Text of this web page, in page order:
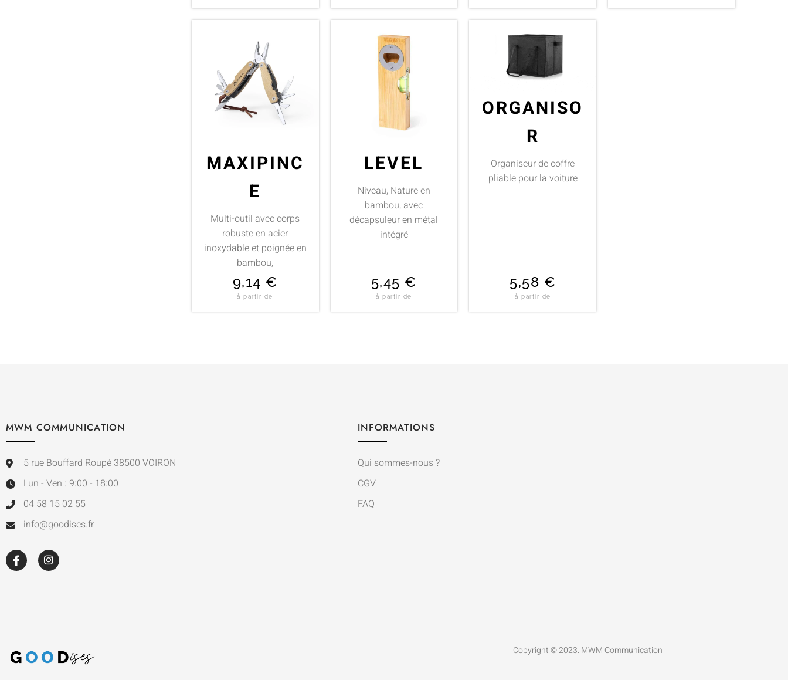
MAXIPINC
E
Multi-outil avec corps
robuste en acier
inoxydable et poignée en
bambou,
9,14 €
à partir de
LEVEL
Niveau, Nature en
bambou, avec
décapsuleur en métal
intégré
5,45 €
à partir de
ORGANISO
R
Organiseur de coffre
pliable pour la voiture
5,58 €
à partir de
MWM COMMUNICATION
5 rue Bouffard Roupé 38500 VOIRON
Lun - Ven : 9:00 - 18:00
04 58 15 02 55
info@goodises.fr
INFORMATIONS
Qui sommes-nous ?
CGV
FAQ
Copyright © 2023. MWM Communication